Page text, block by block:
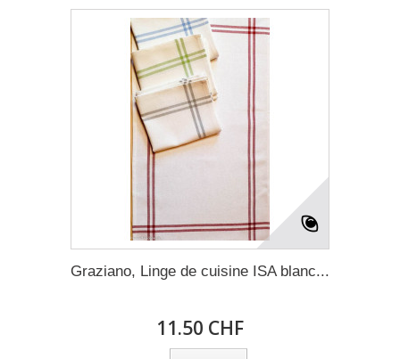
Graziano, Linge de cuisine ISA blanc...
11.50 CHF